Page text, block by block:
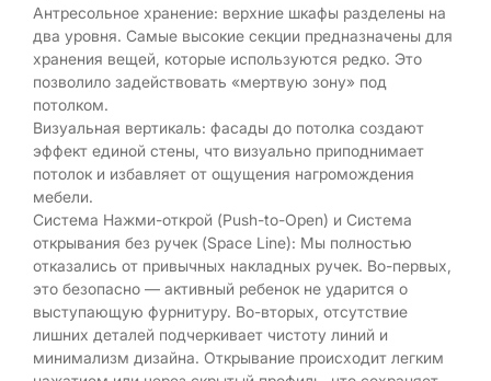
Антресольное хранение: верхние шкафы разделены на
два уровня. Самые высокие секции предназначены для
хранения вещей, которые используются редко. Это
позволило задействовать «мертвую зону» под
потолком.
Визуальная вертикаль: фасады до потолка создают
эффект единой стены, что визуально приподнимает
потолок и избавляет от ощущения нагромождения
мебели.
Система Нажми-открой (Push-to-Open) и Система
открывания без ручек (Space Line): Мы полностью
отказались от привычных накладных ручек. Во-первых,
это безопасно — активный ребенок не ударится о
выступающую фурнитуру. Во-вторых, отсутствие
лишних деталей подчеркивает чистоту линий и
минимализм дизайна. Открывание происходит легким